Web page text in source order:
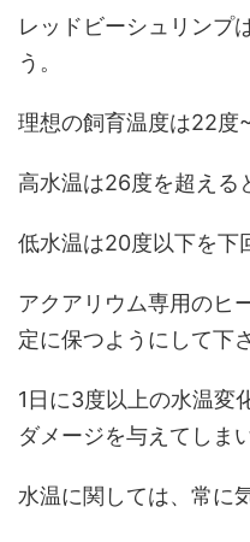
レッドビーシュリンプ
う。
理想の飼育温度は22度
高水温は26度を超える
低水温は20度以下を下
アクアリウム専用のヒ
定に保つようにして下
1日に3度以上の水温変
ダメージを与えてしま
水温に関しては、常に